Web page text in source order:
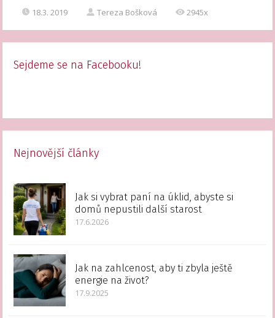
18.3. 2019 Tereza Bošková 2945x
Sejdeme se na Facebooku!
Nejnovější články
Jak si vybrat paní na úklid, abyste si
domů nepustili další starost
17.6.2026
Jak na zahlcenost, aby ti zbyla ještě
energie na život?
17.9.2025